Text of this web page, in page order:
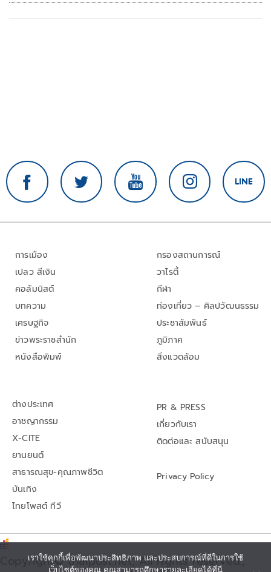
การเมือง
เปลว สีเงิน
คอลัมนิสต์
บทความ
เศรษฐกิจ
ข่าวพระราชสำนัก
หนังสือพิมพ์
กรองสถานการณ์
วาไรตี้
กีฬา
ท่องเที่ยว – ศิลปวัฒนธรรม
ประชาสัมพันธ์
ภูมิภาค
สิ่งแวดล้อม
ต่างประเทศ
อาชญากรรม
X-CITE
ยานยนต์
สาธารณสุข-คุณภาพชีวิต
บันเทิง
ไทยโพสต์ ทีวี
PR & PRESS
เกี่ยวกับเรา
ติดต่อและ สนับสนุน
Privacy Policy
Copyright© thaipost.net, All rights reserved.,
เราใช้คุกกี้เพื่อพัฒนาประสิทธิภาพ และประสบการณ์ที่ดีในการใช้
เว็บไซต์ของคุณ คุณสามารถศึกษารายละเอียดได้ที่นี่